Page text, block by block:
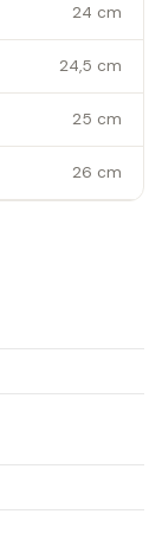
24 cm
24,5 cm
25 cm
26 cm